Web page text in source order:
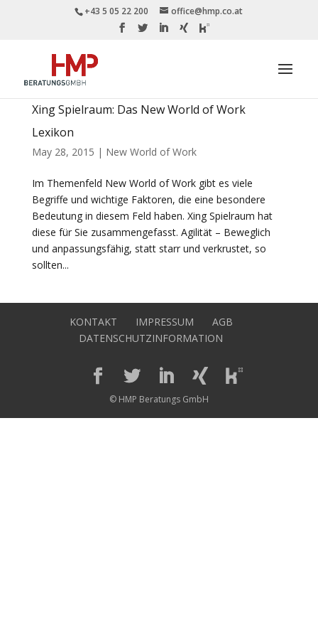
+43 5 05 22 200 office@hmp.co.at
Xing Spielraum: Das New World of Work
Lexikon
May 28, 2015 | New World of Work
Im Themenfeld New World of Work gibt es viele
Begriffe und wichtige Faktoren, die eine besondere
Bedeutung in diesem Feld haben. Xing Spielraum hat
diese für Sie zusammengefasst. Agilität – Beweglich
und anpassungsfähig, statt starr und verkrustet, so
sollten...
KONTAKT IMPRESSUM
AGB
DATENSCHUTZINFORMATION
© HMP Beratungs GmbH